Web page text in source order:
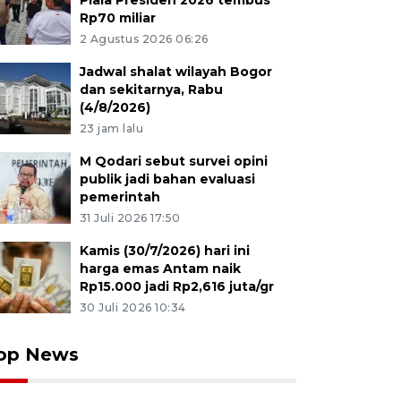
Rp70 miliar
2 Agustus 2026 06:26
Jadwal shalat wilayah Bogor
dan sekitarnya, Rabu
(4/8/2026)
23 jam lalu
M Qodari sebut survei opini
publik jadi bahan evaluasi
pemerintah
31 Juli 2026 17:50
Kamis (30/7/2026) hari ini
harga emas Antam naik
Rp15.000 jadi Rp2,616 juta/gr
30 Juli 2026 10:34
News